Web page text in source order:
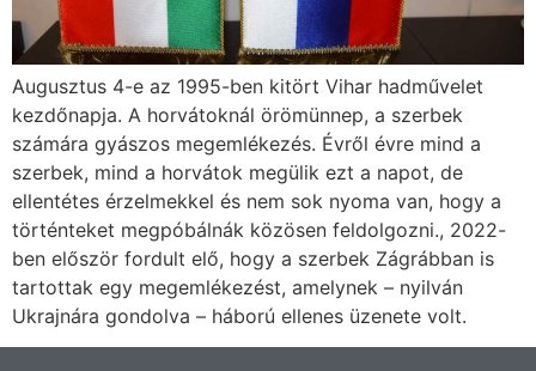
Augusztus 4-e az 1995-ben kitört Vihar hadművelet
kezdőnapja. A horvátoknál örömünnep, a szerbek
számára gyászos megemlékezés. Évről évre mind a
szerbek, mind a horvátok megülik ezt a napot, de
ellentétes érzelmekkel és nem sok nyoma van, hogy a
történteket megpóbálnák közösen feldolgozni., 2022-
ben először fordult elő, hogy a szerbek Zágrábban is
tartottak egy megemlékezést, amelynek – nyilván
Ukrajnára gondolva – háború ellenes üzenete volt.